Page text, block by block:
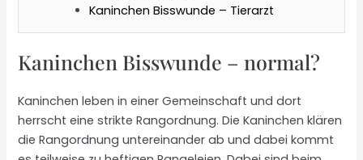
Kaninchen Bisswunde – Tierarzt
Kaninchen Bisswunde – normal?
Kaninchen leben in einer Gemeinschaft und dort
herrscht eine strikte Rangordnung. Die Kaninchen klären
die Rangordnung untereinander ab und dabei kommt